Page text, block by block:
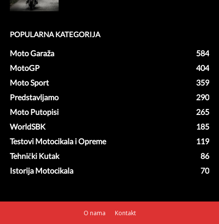
POPULARNA KATEGORIJA
Moto Garaža
584
MotoGP
404
Moto Sport
359
Predstavljamo
290
Moto Putopisi
265
WorldSBK
185
Testovi Motocikala i Opreme
119
Tehnički Kutak
86
Istorija Motocikala
70
O nama Kontakt